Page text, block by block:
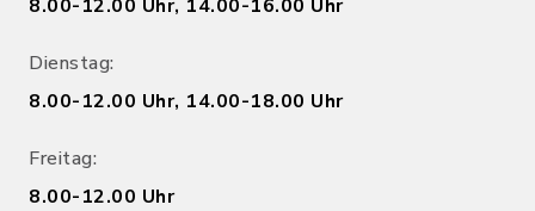
8.00-12.00 Uhr, 14.00-16.00 Uhr
Dienstag:
8.00-12.00 Uhr, 14.00-18.00 Uhr
Freitag:
8.00-12.00 Uhr